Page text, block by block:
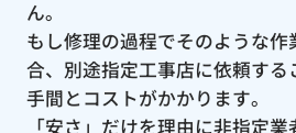
ん。
もし修理の過程でそのような
合、別途指定工事店に依頼す
手間とコストがかかります。
「安さ」だけを理由に非指定